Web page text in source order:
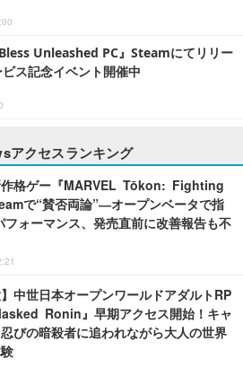
Unleashed PC』Steamにてリリー
ス記念イベント開催中
アクセスランキング
作格ゲー『MARVEL Tōkon: Fighting
で“賛否両論”―オープンベータで指
フォーマンス、発売直前に改善報告も不
】中世日本オープンワールドアダルトRP
Ronin』早期アクセス開始！キャ
びの暗殺者に追われながら大人の世界